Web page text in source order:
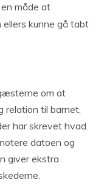
måde at
ellers kunne gå tabt
om at
relation til barnet,
har skrevet hvad.
datoen og
giver ekstra